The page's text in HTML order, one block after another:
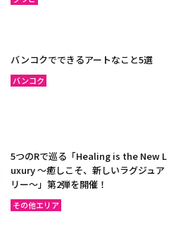
バンコクでできるアートなこと5選
バンコク
5つのRで巡る「Healing is the New L
uxury ～癒しこそ、新しいラグジュア
リー〜」第2弾を開催！
その他エリア